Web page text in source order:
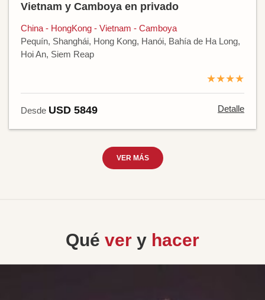
Vietnam y Camboya en privado
China - HongKong - Vietnam - Camboya
Pequín, Shanghái, Hong Kong, Hanói, Bahía de Ha Long,
Hoi An, Siem Reap
★★★★
Desde USD 5849 Detalle
VER MÁS
Qué ver y hacer